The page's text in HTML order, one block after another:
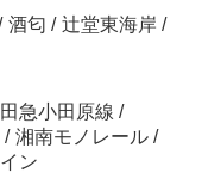
酒匂 / 辻堂東海岸 /
急小田原線 /
/ 湘南モノレール /
ン